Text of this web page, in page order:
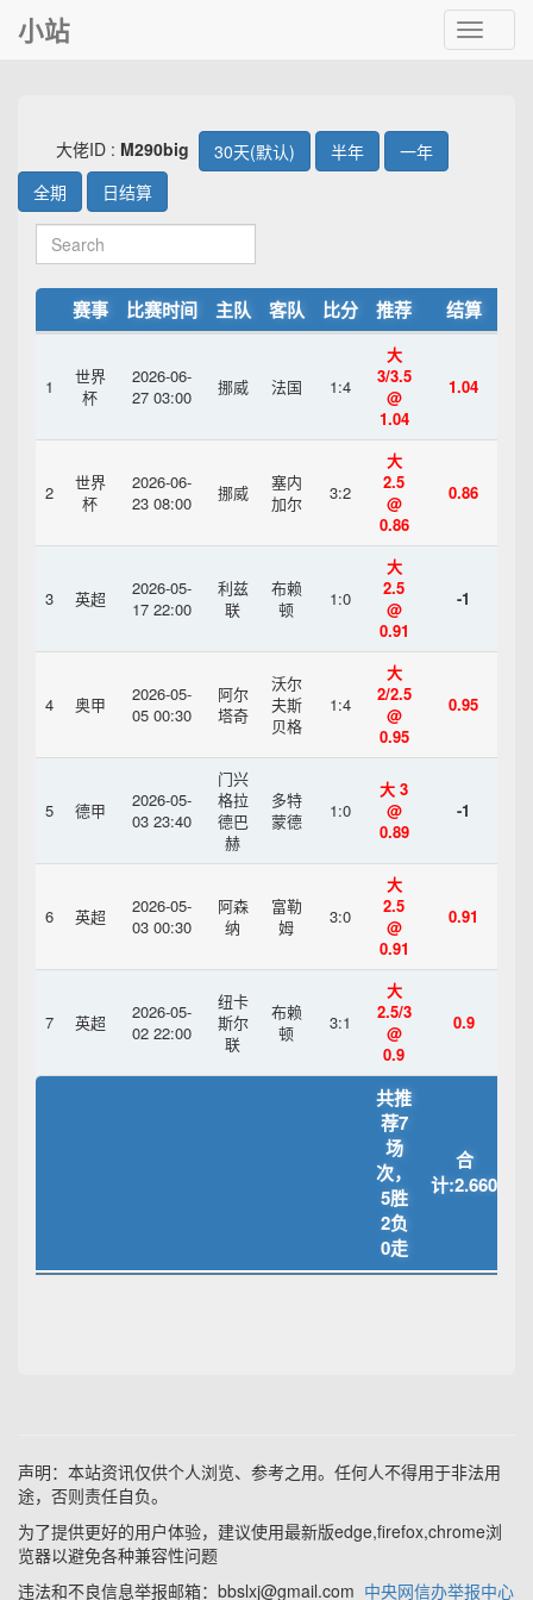
Toggle
小站
大佬ID : M290big 30天(默认) 半年
一年
全期
日结算
赛事 比赛时间 主队 客队 比分 推荐 结算
1
世界
杯
2026-06-
27 03:00
挪威 法国 1:4
大
3/3.5
@
1.04
1.04
2
世界
杯
2026-06-
23 08:00
挪威
塞内
加尔
3:2
大
2.5
@
0.86
0.86
3 英超
2026-05-
17 22:00
利兹
联
布赖
顿
1:0
大
2.5
@
0.91
-1
4 奥甲
2026-05-
05 00:30
阿尔
塔奇
沃尔
夫斯
贝格
1:4
大
2/2.5
@
0.95
0.95
5 德甲
2026-05-
03 23:40
门兴
格拉
德巴
赫
多特
蒙德
1:0
大 3
@
0.89
-1
6 英超
2026-05-
03 00:30
阿森
纳
富勒
姆
3:0
大
2.5
@
0.91
0.91
7 英超
2026-05-
02 22:00
纽卡
斯尔
联
布赖
顿
3:1
大
2.5/3
@
0.9
0.9
共推
荐7
场
次，
5胜
2负
0走
合
计:2.660
声明：本站资讯仅供个人浏览、参考之用。任何人不得用于非法用
途，否则责任自负。
为了提供更好的用户体验，建议使用最新版edge,firefox,chrome浏
览器以避免各种兼容性问题
违法和不良信息举报邮箱：bbslxj@gmail.com 中央网信办举报中心